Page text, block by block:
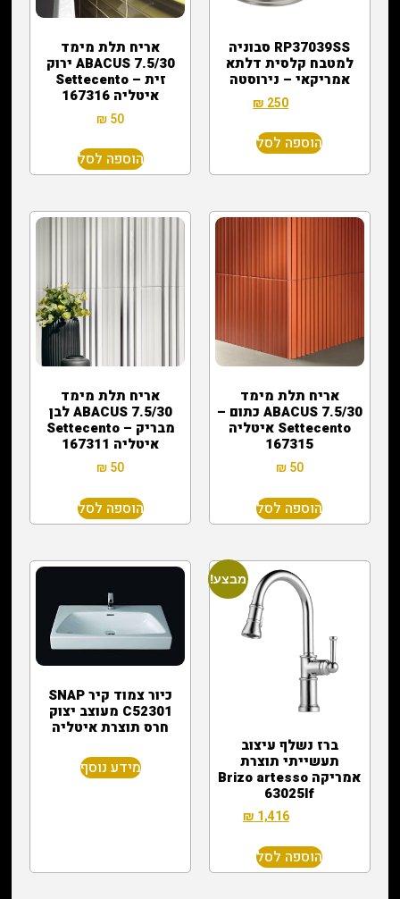
RP37039SS סבוניה
למטבח קלסית דלתא
אמריקאי – נירוסטה
₪ 250
הוספה לסל
אריח תלת מימד
ABACUS 7.5/30 ירוק
זית – Settecento
איטליה 167316
₪ 50
הוספה לסל
אריח תלת מימד
ABACUS 7.5/30 כתום –
Settecento איטליה
167315
₪50
הוספה לסל
אריח תלת מימד
ABACUS 7.5/30 לבן
מבריק – Settecento
איטליה 167311
₪ 50
הוספה לסל
מבצע!
ברז נשלף עיצוב
תעשייתי תוצרת
אמריקה Brizo artesso
63025lf
₪1,416
הוספה לסל
כיור צמוד קיר SNAP
C52301 מעוצב יצוק
חרס תוצרת איטליה
מידע נוסף